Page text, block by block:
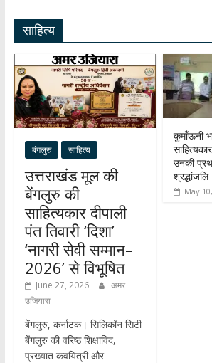
A
p
p
o
k
m
e
dI
n
साहित्य
बंगलुरु साहित्य
उत्तराखंड मूल की
बेंगलुरु की
साहित्यकार दीपाली
पंत तिवारी ‘दिशा’
‘नागरी सेवी सम्मान–
2026’ से विभूषित
June 27, 2026
अमर
उजियारा
बेंगलुरु, कर्नाटक। सिलिकॉन सिटी
बेंगलुरु की वरिष्ठ शिक्षाविद,
प्रख्यात कवयित्री और
कुमाँऊनी
उनकी
श्रद्धांजलि
May